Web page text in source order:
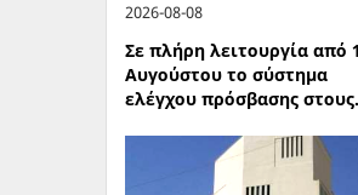
2026-08-08
Σε πλήρη λειτουργία από
Αυγούστου το σύστημα
ελέγχου πρόσβασης